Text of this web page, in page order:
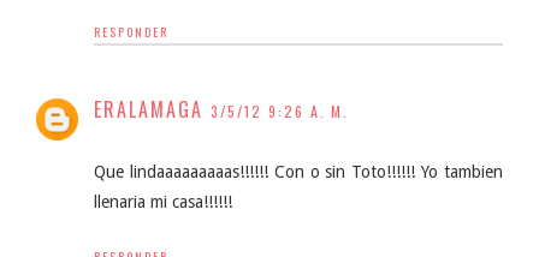
RESPONDER
ERALAMAGA 3/5/12 9:26 A. M.
Que lindaaaaaaaaas!!!!!! Con o sin Toto!!!!!! Yo tambien
llenaria mi casa!!!!!!